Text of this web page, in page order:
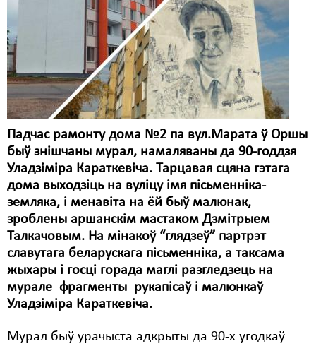
Падчас рамонту дома №2 па вул.Марата ў Оршы
быў знішчаны мурал, намаляваны да 90-годдзя
Уладзіміра Караткевіча. Тарцавая сцяна гэтага
дома выходзіць на вуліцу імя пісьменніка-
земляка, і менавіта на ёй быў малюнак,
зроблены аршанскім мастаком Дзмітрыем
Талкачовым. На мінакоў “глядзеў” партрэт
славутага беларускага пісьменніка, а таксама
жыхары і госці горада маглі разгледзець на
мурале фрагменты рукапісаў і малюнкаў
Уладзіміра Караткевіча.
Мурал быў урачыста адкрыты да 90-х угодкаў
Мігранты
Мірныя сходы
Палітвязьні
Праваабаронцы
Правы дзіцяці
Пэнітэнцыярная сыстэма
Распальваньне варожасьці
Рознае
Свабода слова
Свабода сумленьня
Суд